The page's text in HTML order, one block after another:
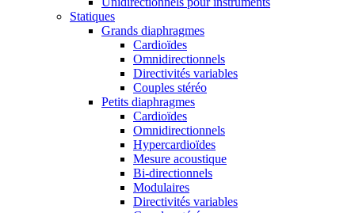
Statiques
Grands diaphragmes
Cardioïdes
Omnidirectionnels
Directivités variables
Couples stéréo
Petits diaphragmes
Cardioïdes
Omnidirectionnels
Hypercardioïdes
Mesure acoustique
Bi-directionnels
Modulaires
Directivités variables